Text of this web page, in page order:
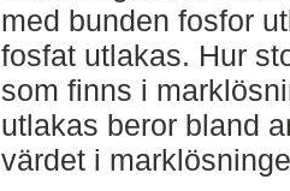
med bunden fosfor
fosfat utlakas. Hur
som finns i
utlakas beror bland
värdet i